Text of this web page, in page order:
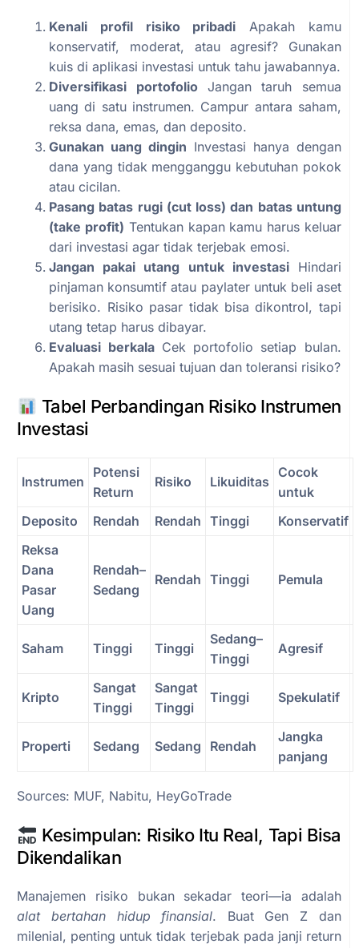
Kenali profil risiko pribadi Apakah kamu
konservatif, moderat, atau agresif? Gunakan
kuis di aplikasi investasi untuk tahu jawabannya.
Diversifikasi portofolioJangan taruh semua
uang di satu instrumen. Campur antara saham,
reksa dana, emas, dan deposito.
Gunakan uang dingin Investasi hanya dengan
dana yang tidak mengganggu kebutuhan pokok
atau cicilan.
Pasang batas rugi (cut loss) dan batas untung
(take profit) Tentukan kapan kamu harus keluar
dari investasi agar tidak terjebak emosi.
Jangan pakai utang untuk investasiHindari
pinjaman konsumtif atau paylater untuk beli aset
berisiko. Risiko pasar tidak bisa dikontrol, tapi
utang tetap harus dibayar.
Evaluasi berkalaCek portofolio setiap bulan.
Apakah masih sesuai tujuan dan toleransi risiko?
Tabel Perbandingan Risiko Instrumen
Investasi
Instrumen
Potensi
Return
Risiko Likuiditas
Cocok
untuk
Deposito
Rendah Rendah Tinggi
Konservatif
Reksa
Dana
Pasar
Uang
Rendah–
Sedang
Rendah Tinggi Pemula
Saham Tinggi Tinggi
Sedang–
Tinggi
Agresif
Kripto
Sangat
Tinggi
Sangat
Tinggi
Tinggi Spekulatif
Properti Sedang Sedang Rendah
Jangka
panjang
Sources: MUF, Nabitu, HeyGoTrade
Kesimpulan: Risiko Itu Real, Tapi Bisa
Dikendalikan
Manajemen risiko bukan sekadar teori—ia adalah
alat bertahan hidup finansial. Buat Gen Z dan
milenial, penting untuk tidak terjebak pada janji return